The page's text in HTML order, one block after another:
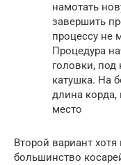
намотать
завершить
процессу не
Процедура
головки, под
катушка. На
длина корда,
место
Второй вариант
большинство